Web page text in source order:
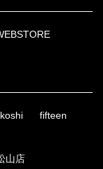
fifteen
山店